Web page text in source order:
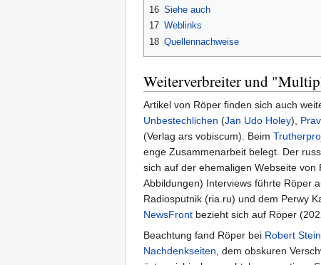
16 Siehe auch
17 Weblinks
18 Quellennachweise
Weiterverbreiter und
Artikel von Röper finden sich auch
Unbestechlichen (Jan Udo Holey),
(Verlag ars vobiscum). Beim
enge Zusammenarbeit belegt. Der
sich auf der ehemaligen Webseite
Abbildungen) Interviews führte Röper
Radiosputnik (ria.ru) und dem Perwy
NewsFront bezieht sich auf Röper
Beachtung fand Röper bei Robert Stein
Nachdenkseiten, dem obskuren